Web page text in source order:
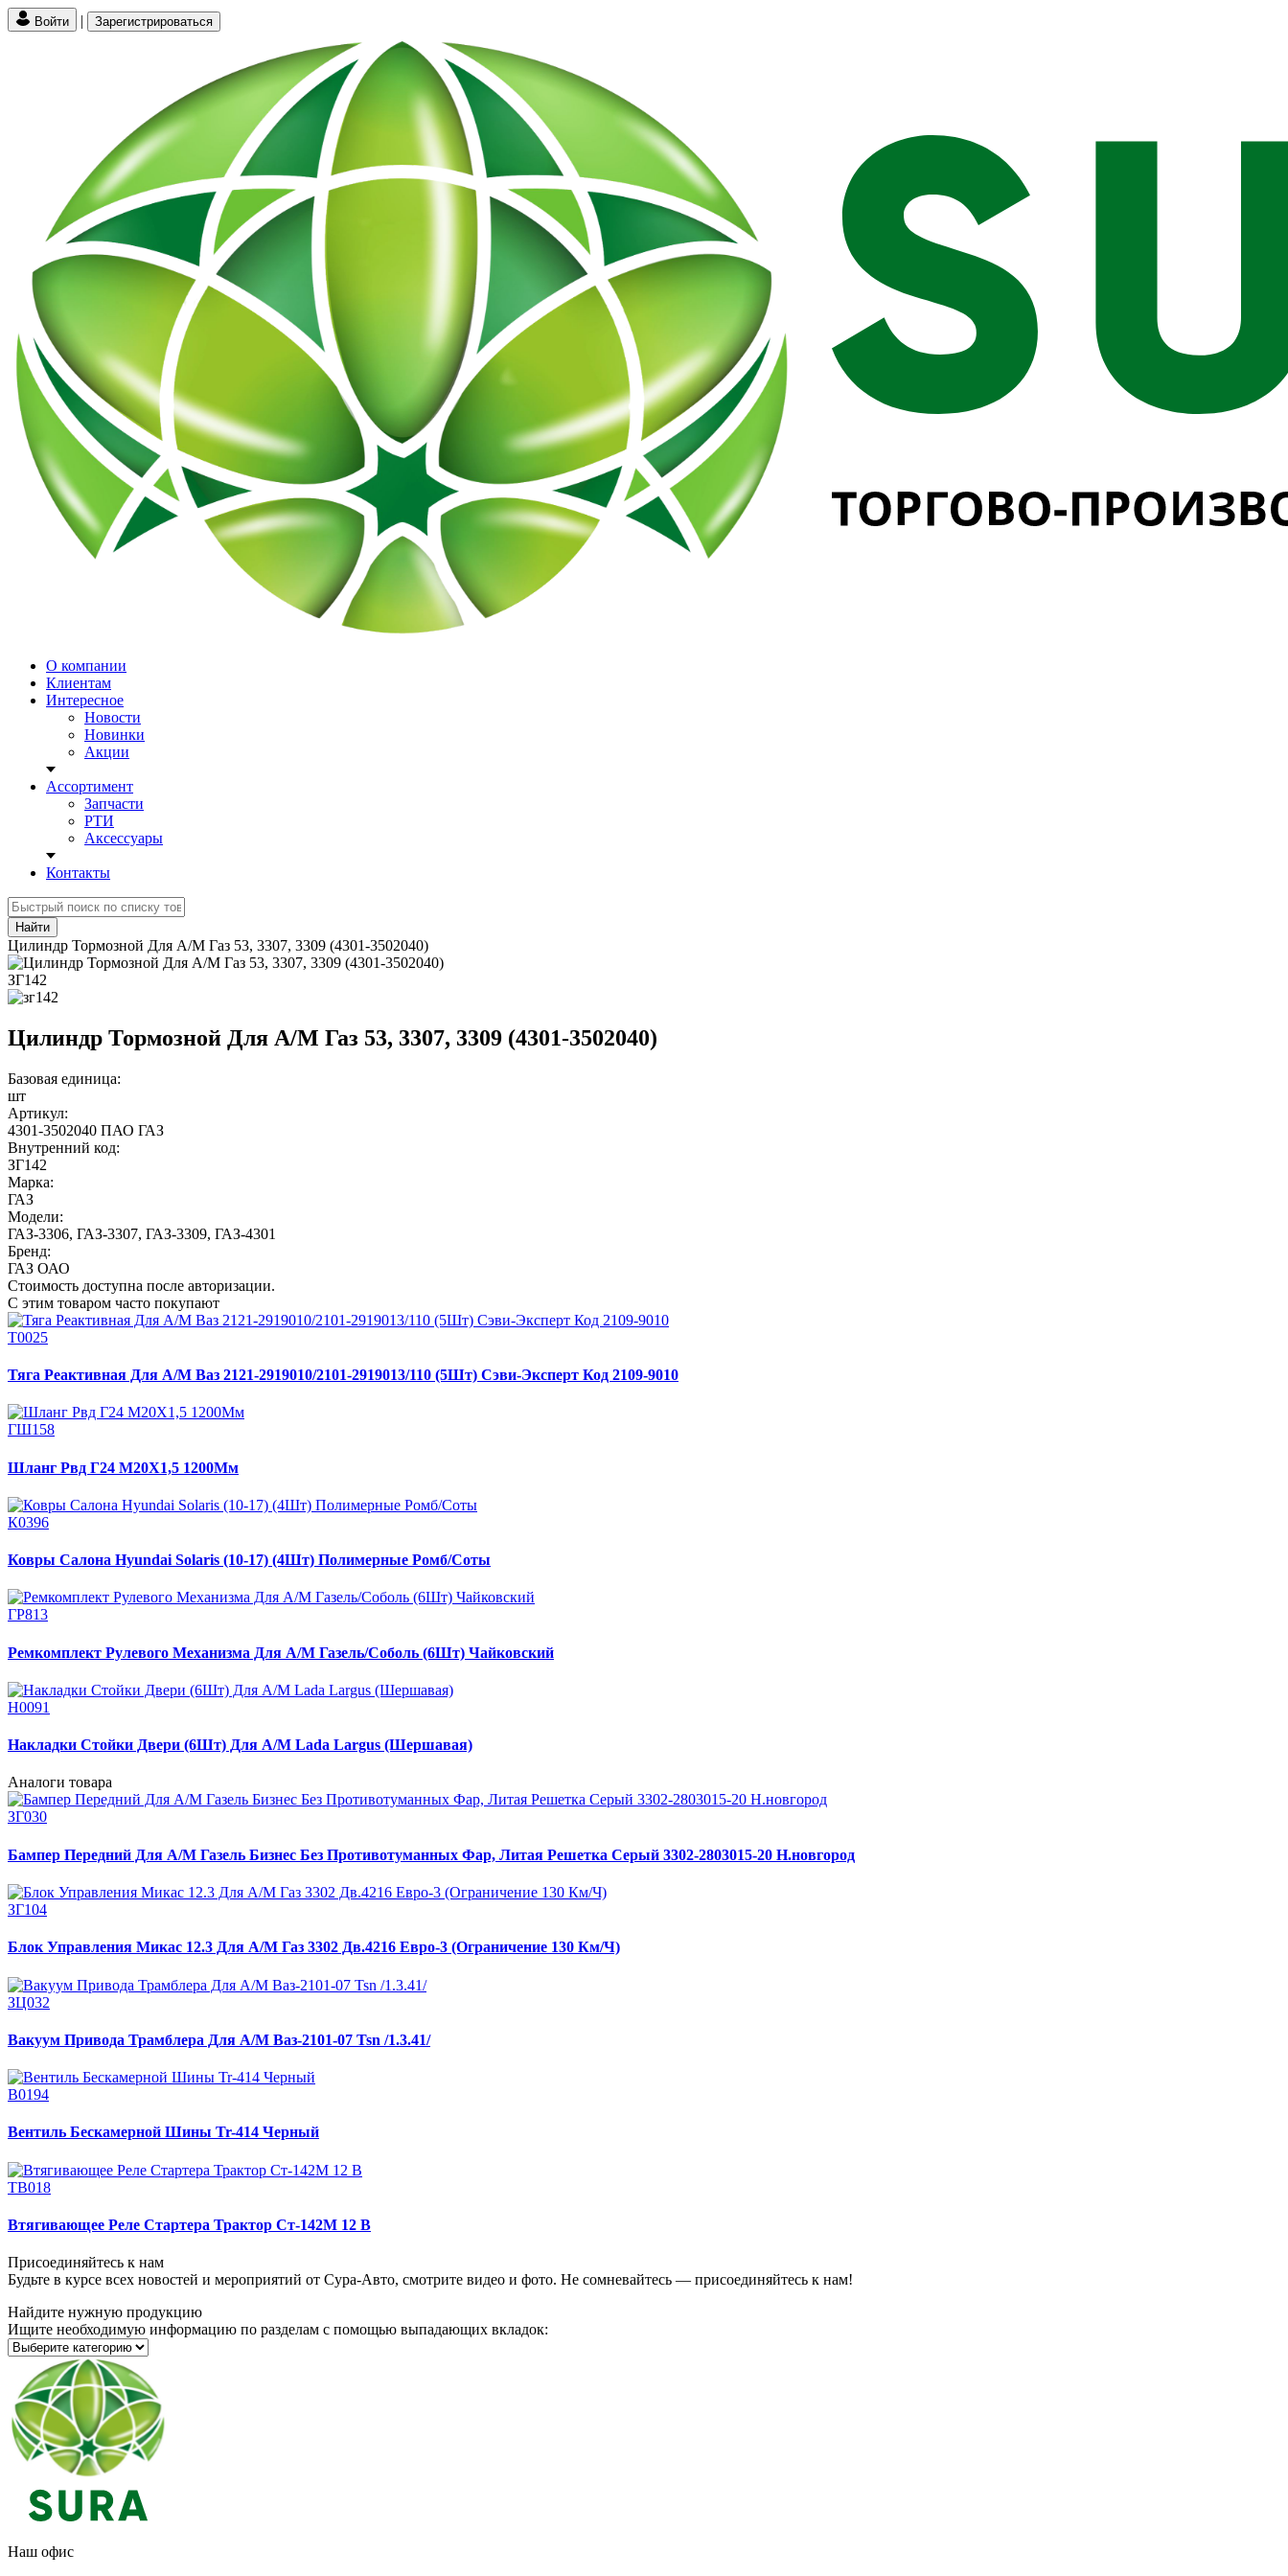
Войти | Зарегистрироваться
О компании
Клиентам
Интересное
Новости
Новинки
Акции
Ассортимент
Запчасти
РТИ
Аксессуары
Контакты
Найти
Цилиндр Тормозной Для А/М Газ 53, 3307, 3309 (4301-3502040)
ЗГ142
Цилиндр Тормозной Для А/М Газ 53, 3307, 3309 (4301-3502040)
Базовая единица:
шт
Артикул:
4301-3502040 ПАО ГАЗ
Внутренний код:
ЗГ142
Марка:
ГАЗ
Модели:
ГАЗ-3306, ГАЗ-3307, ГАЗ-3309, ГАЗ-4301
Бренд:
ГАЗ ОАО
Стоимость доступна после авторизации.
С этим товаром часто покупают
Т0025
Тяга Реактивная Для А/М Ваз 2121-2919010/2101-2919013/110 (5Шт) Сэви-Эксперт Код 2109-9010
ГШ158
Шланг Рвд Г24 М20Х1,5 1200Мм
К0396
Ковры Салона Hyundai Solaris (10-17) (4Шт) Полимерные Ромб/Соты
ГР813
Ремкомплект Рулевого Механизма Для А/М Газель/Соболь (6Шт) Чайковский
Н0091
Накладки Стойки Двери (6Шт) Для А/М Lada Largus (Шершавая)
Аналоги товара
ЗГ030
Бампер Передний Для А/М Газель Бизнес Без Противотуманных Фар, Литая Решетка Серый 3302-2803015-20 Н.новгород
ЗГ104
Блок Управления Микас 12.3 Для А/М Газ 3302 Дв.4216 Евро-3 (Ограничение 130 Км/Ч)
ЗЦ032
Вакуум Привода Трамблера Для А/М Ваз-2101-07 Tsn /1.3.41/
В0194
Вентиль Бескамерной Шины Tr-414 Черный
ТВ018
Втягивающее Реле Стартера Трактор Ст-142М 12 В
Присоединяйтесь к нам
Будьте в курсе всех новостей и мероприятий от Сура-Авто, смотрите видео и фото. Не сомневайтесь — присоединяйтесь к нам!
Найдите нужную продукцию
Ищите необходимую информацию по разделам с помощью выпадающих вкладок:
Наш офис